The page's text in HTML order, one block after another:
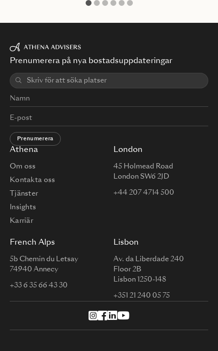
1 2 3
Athena
Om oss
Kontakta oss
Tjänster
Insights
Karriär
London
45 Holmead Road
London SW6 2JD
+44 207 4714 500
French Alps
5b Chemin du Letsay
74940 Annecy
+33 6 35 66 43 30
Lisbon
Av. da Liberdade 240
Floor 2B
Lisbon 1250-148
+351 21 240 05 75
Prenumerera på nya bostadsuppdateringar
Prenumerera